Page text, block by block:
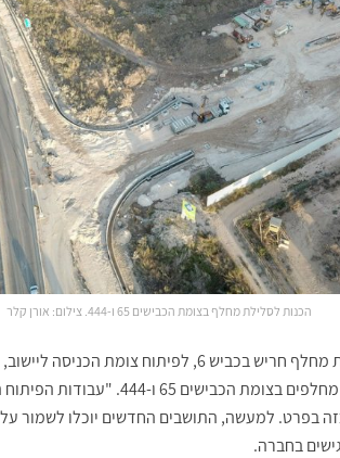
הכנות לסלילת מחלף בצומת הכבישים 65 ו-444. צילום: אורן קלר
בין השאר, מתייחסים בחברה להקמת מחלף חריש בכביש
לסלילת המשך לכביש 611 ולהקמת
בפרט. למעשה, התושבים החדשים יוכלו לשמור
בחברה.